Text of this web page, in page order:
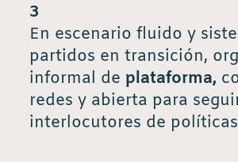
3
En escenario fluido y
partidos en transición,
informal de plataforma,
redes y abierta para
interlocutores de